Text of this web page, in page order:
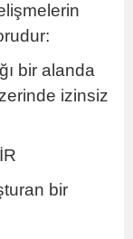
bir alanda
izinsiz
bir